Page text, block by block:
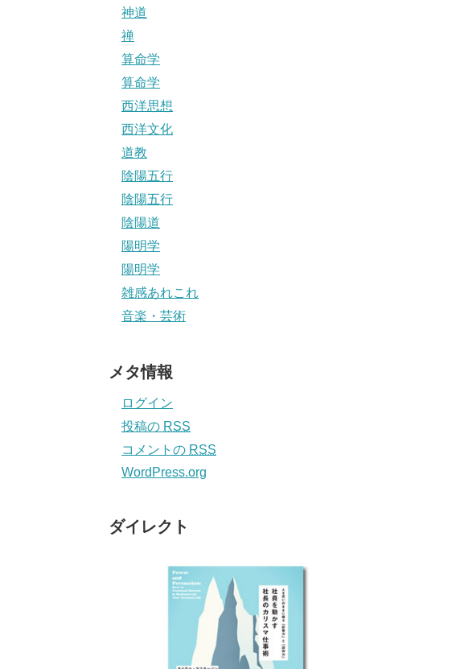
神道
禅
算命学
算命学
西洋思想
西洋文化
道教
陰陽五行
陰陽五行
陰陽道
陽明学
陽明学
雑感あれこれ
音楽・芸術
メタ情報
ログイン
投稿の RSS
コメントの RSS
WordPress.org
ダイレクト